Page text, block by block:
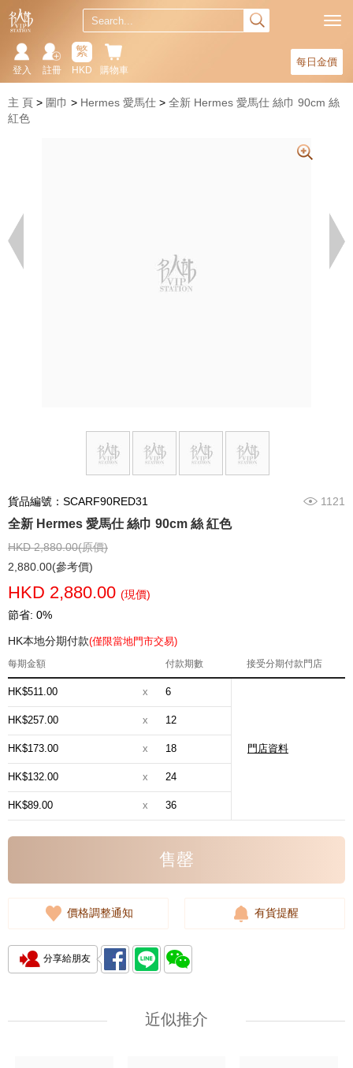
每日金價
購物車
繁
HKD
註冊
登入
主 頁 圍巾 Hermes 愛馬仕
全新 Hermes 愛馬仕 絲巾 90cm 絲
紅色
貨品編號：SCARF90RED31 1121
全新 Hermes 愛馬仕 絲巾 90cm 絲 紅色
HKD 2,880.00(原價)
2,880.00(參考價)
HKD 2,880.00 (現價)
節省: 0%
HK本地分期付款(僅限當地門市交易)
每期金額 付款期數 接受分期付款門店
HK$511.00 x 6
門店資料
HK$257.00 x 12
HK$173.00 x 18
HK$132.00 x 24
HK$89.00 x 36
售罄
價格調整通知 有貨提醒
分享給朋友
近似推介